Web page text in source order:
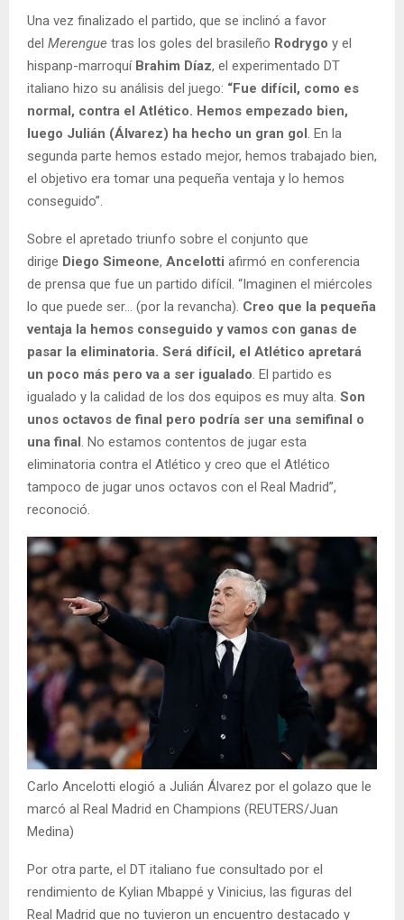
Una vez finalizado el partido, que se inclinó a favor
del Merengue tras los goles del brasileño Rodrygo y el
hispanp-marroquí Brahim Díaz, el experimentado DT
italiano hizo su análisis del juego: “Fue difícil, como es
normal, contra el Atlético. Hemos empezado bien,
luego Julián (Álvarez) ha hecho un gran gol. En la
segunda parte hemos estado mejor, hemos trabajado bien,
el objetivo era tomar una pequeña ventaja y lo hemos
conseguido”.
Sobre el apretado triunfo sobre el conjunto que
dirige Diego Simeone, Ancelotti afirmó en conferencia
de prensa que fue un partido difícil. “Imaginen el miércoles
lo que puede ser... (por la revancha). Creo que la pequeña
ventaja la hemos conseguido y vamos con ganas de
pasar la eliminatoria. Será difícil, el Atlético apretará
un poco más pero va a ser igualado. El partido es
igualado y la calidad de los dos equipos es muy alta. Son
unos octavos de final pero podría ser una semifinal o
una final. No estamos contentos de jugar esta
eliminatoria contra el Atlético y creo que el Atlético
tampoco de jugar unos octavos con el Real Madrid”,
reconoció.
Carlo Ancelotti elogió a Julián Álvarez por el golazo que le
marcó al Real Madrid en Champions (REUTERS/Juan
Medina)
Por otra parte, el DT italiano fue consultado por el
rendimiento de Kylian Mbappé y Vinicius, las figuras del
Real Madrid que no tuvieron un encuentro destacado y